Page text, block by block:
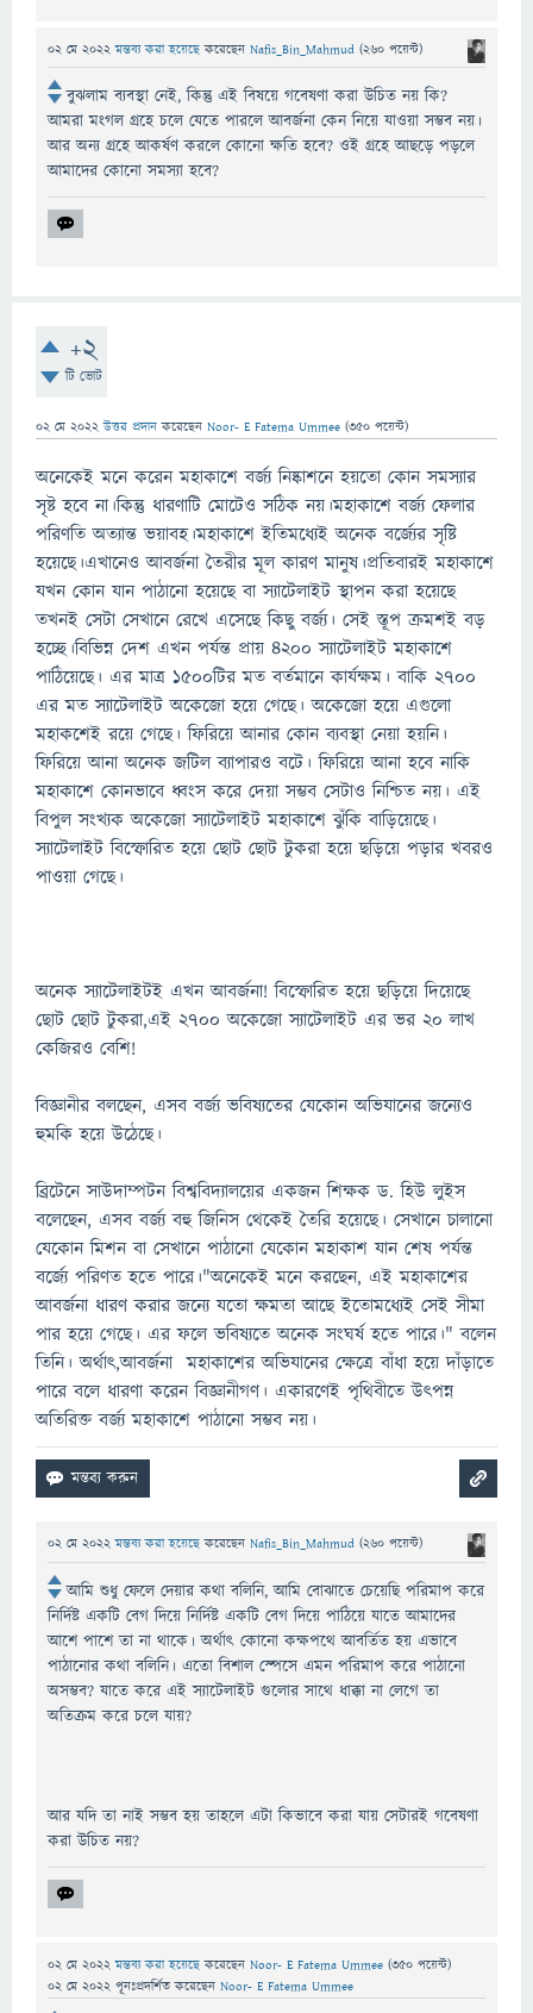
02 মে 2022 মন্তব্য করা হয়েছেকরেছেন Nafis_Bin_Mahmud (260 পয়েন্ট)
বুঝলাম ব্যবস্থা নেই, কিন্তু এই বিষয়ে গবেষণা করা উচিত নয় কি?
আমরা মংগল গ্রহে চলে যেতে পারলে আবর্জনা কেন নিয়ে যাওয়া সম্ভব নয়।
আর অন্য গ্রহে আকর্ষণ করলে কোনো ক্ষতি হবে? ওই গ্রহে আছড়ে পড়লে
আমাদের কোনো সমস্যা হবে?
+2
টি ভোট
02 মে 2022 উত্তর প্রদান করেছেন Noor- E Fatema Ummee (350 পয়েন্ট)
অনেকেই মনে করেন মহাকাশে বর্জ্য নিষ্কাশনে হয়তো কোন সমস্যার
সৃষ্ট হবে না।কিন্তু ধারণাটি মোটেও সঠিক নয়।মহাকাশে বর্জ্য ফেলার
পরিণতি অত্যান্ত ভয়াবহ।মহাকাশে ইতিমধ্যেই অনেক বর্জ্যের সৃষ্টি
হয়েছে।এখানেও আবর্জনা তৈরীর মূল কারণ মানুষ।প্রতিবারই মহাকাশে
যখন কোন যান পাঠানো হয়েছে বা স্যাটেলাইট স্থাপন করা হয়েছে
তখনই সেটা সেখানে রেখে এসেছে কিছু বর্জ্য। সেই স্তূপ ক্রমশই বড়
হচ্ছে।বিভিন্ন দেশ এখন পর্যন্ত প্রায় ৪২০০ স্যাটেলাইট মহাকাশে
পাঠিয়েছে। এর মাত্র ১৫০০টির মত বর্তমানে কার্যক্ষম। বাকি ২৭০০
এর মত স্যাটেলাইট অকেজো হয়ে গেছে। অকেজো হয়ে এগুলো
মহাকশেই রয়ে গেছে। ফিরিয়ে আনার কোন ব্যবস্থা নেয়া হয়নি।
ফিরিয়ে আনা অনেক জটিল ব্যাপারও বটে। ফিরিয়ে আনা হবে নাকি
মহাকাশে কোনভাবে ধ্বংস করে দেয়া সম্ভব সেটাও নিশ্চিত নয়। এই
বিপুল সংখ্যক অকেজো স্যাটেলাইট মহাকাশে ঝুঁকি বাড়িয়েছে।
স্যাটেলাইট বিস্ফোরিত হয়ে ছোট ছোট টুকরা হয়ে ছড়িয়ে পড়ার খবরও
পাওয়া গেছে।
অনেক স্যাটেলাইটই এখন আবর্জনা! বিস্ফোরিত হয়ে ছড়িয়ে দিয়েছে
ছোট ছোট টুকরা,এই ২৭০০ অকেজো স্যাটেলাইট এর ভর ২০ লাখ
কেজিরও বেশি!
বিজ্ঞানীর বলছেন, এসব বর্জ্য ভবিষ্যতের যেকোন অভিযানের জন্যেও
হুমকি হয়ে উঠেছে।
ব্রিটেনে সাউদাম্পটন বিশ্ববিদ্যালয়ের একজন শিক্ষক ড. হিউ লুইস
বলেছেন, এসব বর্জ্য বহু জিনিস থেকেই তৈরি হয়েছে। সেখানে চালানো
যেকোন মিশন বা সেখানে পাঠানো যেকোন মহাকাশ যান শেষ পর্যন্ত
বর্জ্যে পরিণত হতে পারে।"অনেকেই মনে করছেন, এই মহাকাশের
আবর্জনা ধারণ করার জন্যে যতো ক্ষমতা আছে ইতোমধ্যেই সেই সীমা
পার হয়ে গেছে। এর ফলে ভবিষ্যতে অনেক সংঘর্ষ হতে পারে।" বলেন
তিনি। অর্থাৎ,আবর্জনা মহাকাশের অভিযানের ক্ষেত্রে বাঁধা হয়ে দাঁড়াতে
পারে বলে ধারণা করেন বিজ্ঞানীগণ। একারণেই পৃথিবীতে উৎপন্ন
অতিরিক্ত বর্জ্য মহাকাশে পাঠানো সম্ভব নয়।
02 মে 2022 মন্তব্য করা হয়েছেকরেছেন Nafis_Bin_Mahmud (260 পয়েন্ট)
আমি শুধু ফেলে দেয়ার কথা বলিনি, আমি বোঝাতে চেয়েছি পরিমাপ করে
নির্দিষ্ট একটি বেগ দিয়ে নির্দিষ্ট একটি বেগ দিয়ে পাঠিয়ে যাতে আমাদের
আশে পাশে তা না থাকে। অর্থাৎ কোনো কক্ষপথে আবর্তিত হয় এভাবে
পাঠানোর কথা বলিনি। এতো বিশাল স্পেসে এমন পরিমাপ করে পাঠানো
অসম্ভব? যাতে করে এই স্যাটেলাইট গুলোর সাথে ধাক্কা না লেগে তা
অতিক্রম করে চলে যায়?
আর যদি তা নাই সম্ভব হয় তাহলে এটা কিভাবে করা যায় সেটারই গবেষণা
করা উচিত নয়?
02 মে 2022 মন্তব্য করা হয়েছেকরেছেন Noor- E Fatema Ummee (350 পয়েন্ট)
02 মে 2022 পূনঃপ্রদর্শিত করেছেন Noor- E Fatema Ummee